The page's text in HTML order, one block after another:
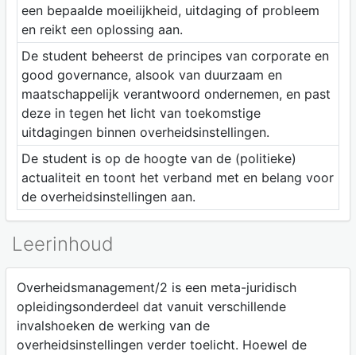
een bepaalde moeilijkheid, uitdaging of probleem
en reikt een oplossing aan.
De student beheerst de principes van corporate en
good governance, alsook van duurzaam en
maatschappelijk verantwoord ondernemen, en past
deze in tegen het licht van toekomstige
uitdagingen binnen overheidsinstellingen.
De student is op de hoogte van de (politieke)
actualiteit en toont het verband met en belang voor
de overheidsinstellingen aan.
Leerinhoud
Overheidsmanagement/2 is een meta-juridisch
opleidingsonderdeel dat vanuit verschillende
invalshoeken de werking van de
overheidsinstellingen verder toelicht. Hoewel de